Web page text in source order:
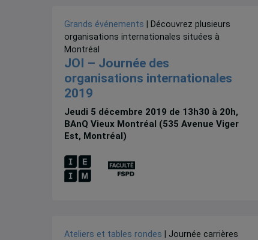
Grands événements | Découvrez plusieurs
organisations internationales situées à
Montréal
JOI – Journée des
organisations internationales
2019
Jeudi 5 décembre 2019 de 13h30 à 20h,
BAnQ Vieux Montréal (535 Avenue Viger
Est, Montréal)
Ateliers et tables rondes | Journée carrières